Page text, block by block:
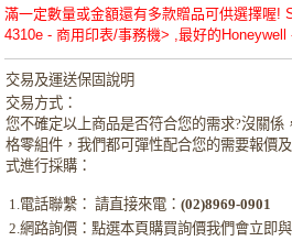
滿一定數量或金額還有多款贈品可供選擇喔!
4310e - 商用印表/事務機> ,最好的
交易及運送保固說明
交易方式：
您不確定以上商品是否符合您的需求?沒關
格零組件，我們都可彈性配合您的需要報價
式進行採購：
1.電話聯繫： 請直接來電：(02)8969-0901
2.網路詢價：點選本頁購買詢價我們會立即